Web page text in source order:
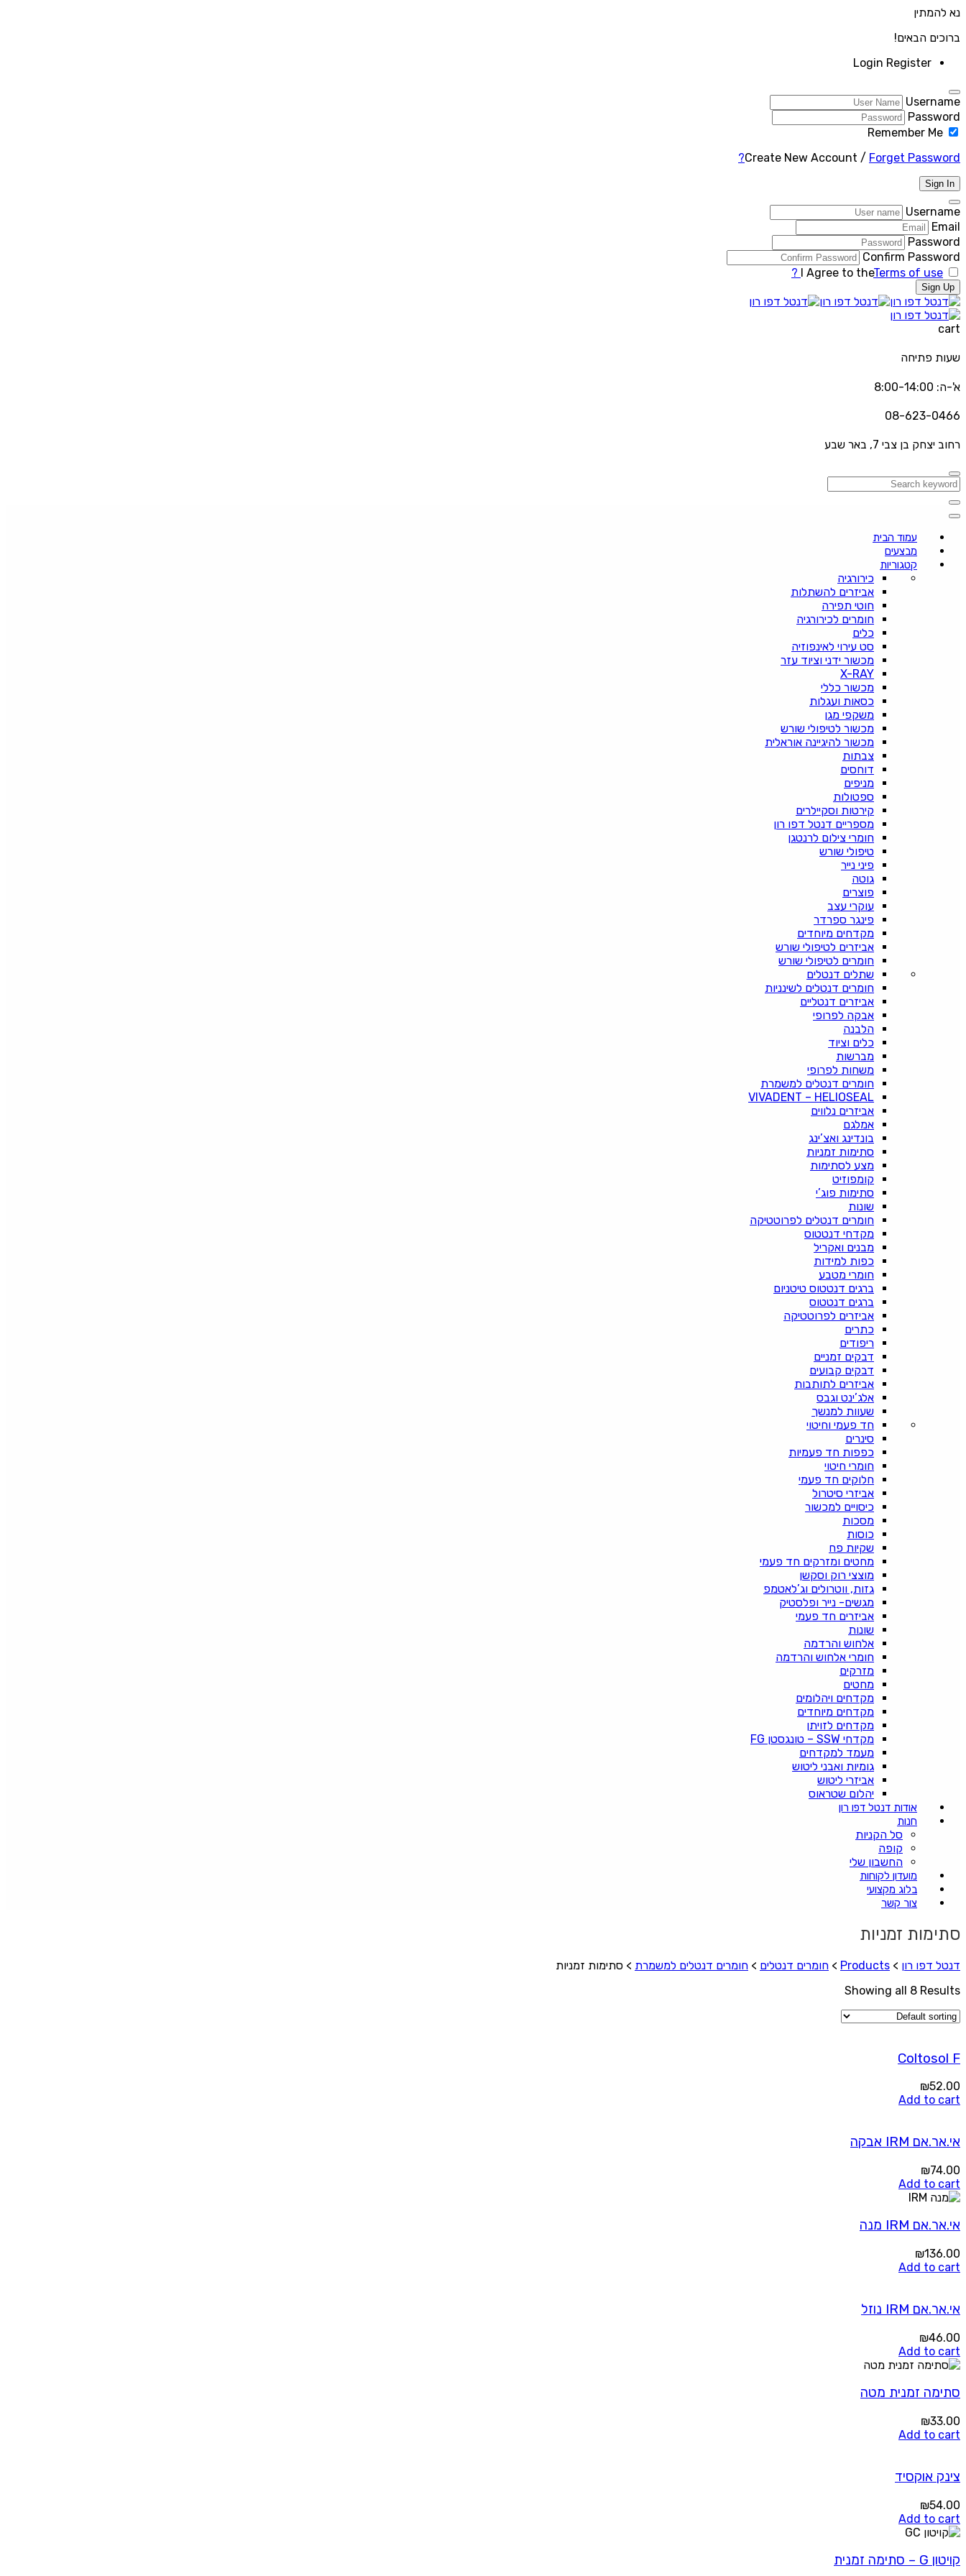
נא להמתין
ברוכים הבאים!
Login Register
Username
Password
Remember Me
Create New Account / Forget Password?
Sign In
Username
Email
Password
Confirm Password
I Agree to theTerms of use ?
Sign Up
cart
שעות פתיחה
א'-ה: 8:00-14:00
08-623-0466
רחוב יצחק בן צבי 7, באר שבע
עמוד הבית
מבצעים
קטגוריות
כירורגיה
אביזרים להשתלות
חוטי תפירה
חומרים לכירורגיה
כלים
סט עירוי לאינפוזיה
מכשור ידני וציוד עזר
X-RAY
מכשור כללי
כסאות ועגלות
משקפי מגן
מכשור לטיפולי שורש
מכשור להיגיינה אוראלית
צבתות
דוחסים
מניפים
ספטולות
קירטות וסקיילרים
מספריים דנטל דפו רון
חומרי צילום לרנטגן
טיפולי שורש
פיני נייר
גוטה
פוצרים
עוקרי עצב
פינגר ספרדר
מקדחים מיוחדים
אביזרים לטיפולי שורש
חומרים לטיפולי שורש
שתלים דנטלים
חומרים דנטלים לשינניות
אביזרים דנטליים
אבקה לפרופי
הלבנה
כלים וציוד
מברשות
משחות לפרופי
חומרים דנטלים למשמרת
VIVADENT – HELIOSEAL
אביזרים נלווים
אמלגם
בונדינג ואצ’ינג
סתימות זמניות
מצע לסתימות
קומפוזיט
סתימות פוג’י
שונות
חומרים דנטלים לפרוטטיקה
מקדחי דנטטוס
מבנים ואקריל
כפות למידות
חומרי מטבע
ברגים דנטטוס טיטניום
ברגים דנטטוס
אביזרים לפרוטטיקה
כתרים
ריפודים
דבקים זמניים
דבקים קבועים
אביזרים לתותבות
אלג’ינט וגבס
שעוות למנשך
חד פעמי וחיטוי
סינרים
כפפות חד פעמיות
חומרי חיטוי
חלוקים חד פעמי
אביזרי סיטרול
כיסויים למכשור
מסכות
כוסות
שקיות פח
מחטים ומזרקים חד פעמי
מוצצי רוק וסקשן
גזות, ווטרולים וג’לאטמפ
מגשים- נייר ופלסטיק
אביזרים חד פעמי
שונות
אלחוש והרדמה
חומרי אלחוש והרדמה
מזרקים
מחטים
מקדחים ויהלומים
מקדחים מיוחדים
מקדחים לזויתן
מקדחי SSW – טונגסטן FG
מעמד למקדחים
גומיות ואבני ליטוש
אביזרי ליטוש
יהלום שטראוס
אודות דנטל דפו רון
חנות
סל הקניות
קופה
החשבון שלי
מועדון לקוחות
בלוג מקצועי
צור קשר
סתימות זמניות
דנטל דפו רון >
Products
> חומרים דנטלים > חומרים דנטלים למשמרת > סתימות זמניות
Showing all 8 Results
Coltosol F
₪52.00
Add to cart
אי.אר.אם IRM אבקה
₪74.00
Add to cart
אי.אר.אם IRM מנה
₪136.00
Add to cart
אי.אר.אם IRM נוזל
₪46.00
Add to cart
סתימה זמנית מטה
₪33.00
Add to cart
צינק אוקסיד
₪54.00
Add to cart
קויטון G – סתימה זמנית